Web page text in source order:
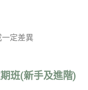
定差異
班(新手及進階)